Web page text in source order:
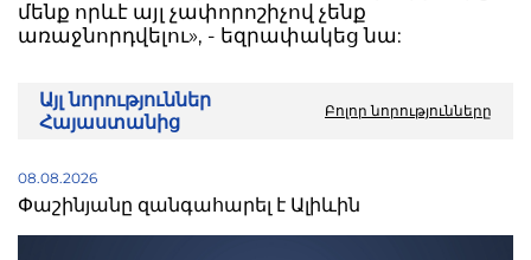
մենք որևէ այլ չափորոշիչով չենք
առաջնորդվելու», - եզրափակեց նա:
Այլ նորություններ
Հայաստանից
Բոլոր նորությունները
08.08.2026
Փաշինյանը զանգահարել է Ալիևին